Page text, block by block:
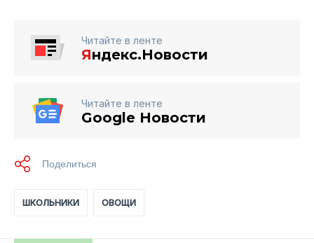
Читайте в ленте
Яндекс.Новости
Читайте в ленте
Google Новости
ШКОЛЬНИКИ ОВОЩИ